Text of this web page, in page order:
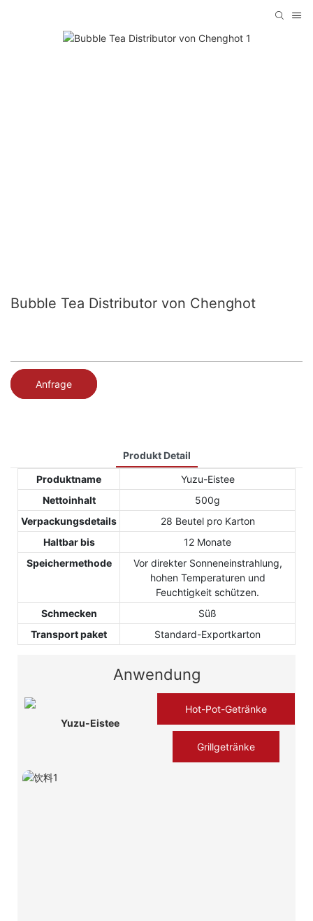
Bubble Tea Distributor von Chenghot
Anfrage
Produkt Detail
Produktname
Yuzu-Eistee
Nettoinhalt
500g
Verpackungsdetails
28 Beutel pro Karton
Haltbar bis
12 Monate
Speichermethode
Vor direkter Sonneneinstrahlung,
hohen Temperaturen und
Feuchtigkeit schützen.
Schmecken
Süß
Transport paket
Standard-Exportkarton
Anwendung
Yuzu-Eistee
Hot-Pot-Getränke
Grillgetränke